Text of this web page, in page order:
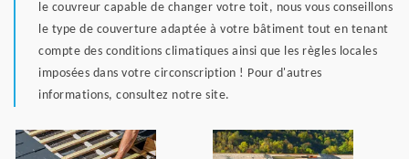
le couvreur capable de changer votre toit, nous vous conseillons
le type de couverture adaptée à votre bâtiment tout en tenant
compte des conditions climatiques ainsi que les règles locales
imposées dans votre circonscription ! Pour d'autres
informations, consultez notre site.